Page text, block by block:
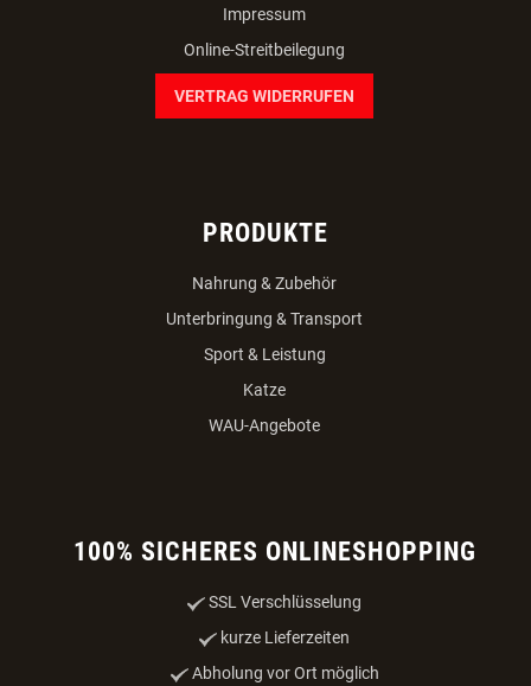
Impressum
Online-Streitbeilegung
VERTRAG WIDERRUFEN
PRODUKTE
Nahrung & Zubehör
Unterbringung & Transport
Sport & Leistung
Katze
WAU-Angebote
100% SICHERES ONLINESHOPPING
SSL Verschlüsselung
kurze Lieferzeiten
Abholung vor Ort möglich